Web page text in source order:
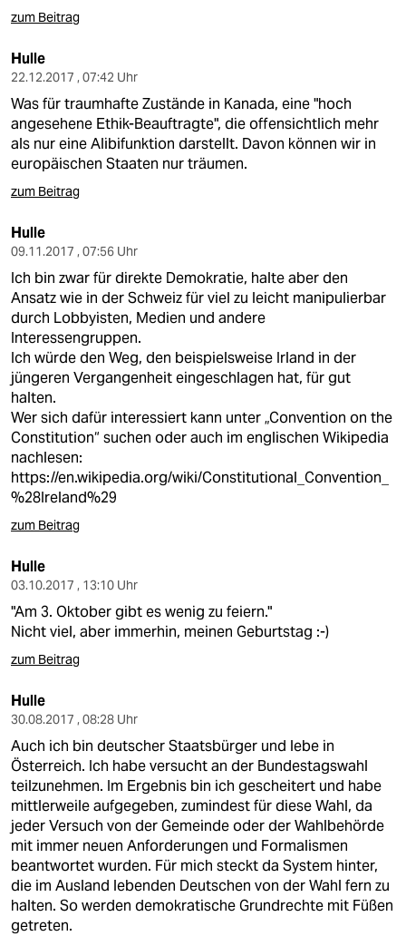
zum Beitrag
Hulle
22.12.2017 , 07:42 Uhr
Was für traumhafte Zustände in Kanada, eine "hoch
angesehene Ethik-Beauftragte", die offensichtlich mehr
als nur eine Alibifunktion darstellt. Davon können wir in
europäischen Staaten nur träumen.
zum Beitrag
Hulle
09.11.2017 , 07:56 Uhr
Ich bin zwar für direkte Demokratie, halte aber den
Ansatz wie in der Schweiz für viel zu leicht manipulierbar
durch Lobbyisten, Medien und andere
Interessengruppen.
Ich würde den Weg, den beispielsweise Irland in der
jüngeren Vergangenheit eingeschlagen hat, für gut
halten.
Wer sich dafür interessiert kann unter „Convention on the
Constitution“ suchen oder auch im englischen Wikipedia
nachlesen:
https://en.wikipedia.org/wiki/Constitutional_Convention_
%28Ireland%29
zum Beitrag
Hulle
03.10.2017 , 13:10 Uhr
"Am 3. Oktober gibt es wenig zu feiern."
Nicht viel, aber immerhin, meinen Geburtstag :-)
zum Beitrag
Hulle
30.08.2017 , 08:28 Uhr
Auch ich bin deutscher Staatsbürger und lebe in
Österreich. Ich habe versucht an der Bundestagswahl
teilzunehmen. Im Ergebnis bin ich gescheitert und habe
mittlerweile aufgegeben, zumindest für diese Wahl, da
jeder Versuch von der Gemeinde oder der Wahlbehörde
mit immer neuen Anforderungen und Formalismen
beantwortet wurden. Für mich steckt da System hinter,
die im Ausland lebenden Deutschen von der Wahl fern zu
halten. So werden demokratische Grundrechte mit Füßen
getreten.